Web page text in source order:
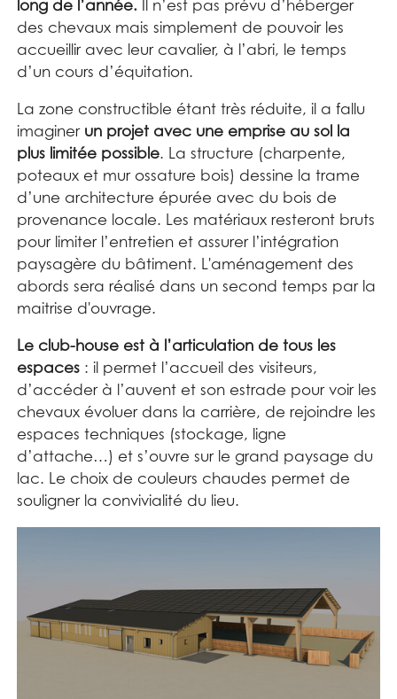
long de l’année.Il n’est pas prévu d’héberger
des chevaux mais simplement de pouvoir les
accueillir avec leur cavalier, à l’abri, le temps
d’un cours d’équitation.
La zone constructible étant très réduite, il a fallu
imaginer un projet avec une emprise au sol la
plus limitée possible. La structure (charpente,
poteaux et mur ossature bois) dessine la trame
d’une architecture épurée avec du bois de
provenance locale. Les matériaux resteront bruts
pour limiter l’entretien et assurer l’intégration
paysagère du bâtiment. L'aménagement des
abords sera réalisé dans un second temps par la
maitrise d'ouvrage.
Le club-house est à l’articulation de tous les
espaces : il permet l’accueil des visiteurs,
d’accéder à l’auvent et son estrade pour voir les
chevaux évoluer dans la carrière, de rejoindre les
espaces techniques (stockage, ligne
d’attache…) et s’ouvre sur le grand paysage du
lac. Le choix de couleurs chaudes permet de
souligner la convivialité du lieu.